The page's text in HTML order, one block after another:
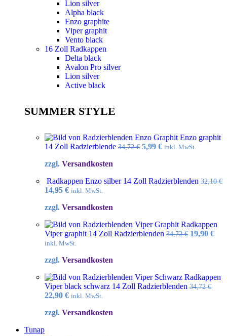
Lion silver
Alpha black
Enzo graphite
Viper graphit
Vento black
16 Zoll Radkappen
Delta black
Avalon Pro silver
Lion silver
Active black
SUMMER STYLE
Enzo graphit
14 Zoll Radzierblende 34,72€ Ursprünglicher
5,99 €Aktueller
inkl. MwSt.
zzgl. Versandkosten
Radkappen Enzo silber 14 Zoll Radzierblenden 32,10€
Ursprünglicher
war:
14,95 €Aktueller
ist:
inkl. MwSt.
zzgl. Versandkosten
Radkappen
Viper graphit 14 Zoll Radzierblenden 34,72€ 19,90 €
inkl. MwSt.
zzgl. Versandkosten
Radkappen
Viper black schwarz 14 Zoll Radzierblenden 34,72€
Ursprünglicher
war:
22,90 €Aktueller
ist:
inkl. MwSt.
zzgl. Versandkosten
Tunap